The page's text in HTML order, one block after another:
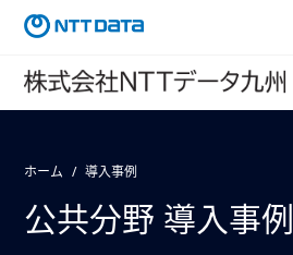
ホーム 導入事例
公共分野 導入事例